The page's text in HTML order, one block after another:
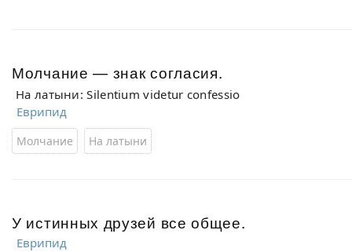
Молчание — знак согласия.
На латыни: Silentium videtur confessio
Еврипид
Молчание На латыни
У истинных друзей все общее.
Еврипид